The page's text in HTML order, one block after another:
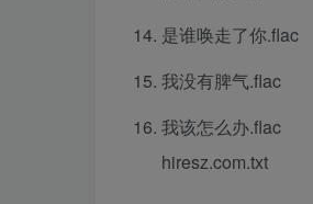
是谁唤走了你.flac
我没有脾气.flac
我该怎么办.flac
hiresz.com.txt